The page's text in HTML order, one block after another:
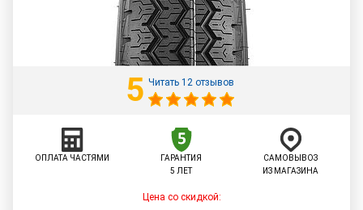
5 Читать 12 отзывов
ОПЛАТА ЧАСТЯМИ
ГАРАНТИЯ
5 ЛЕТ
САМОВЫВОЗ
ИЗ МАГАЗИНА
Цена со скидкой: